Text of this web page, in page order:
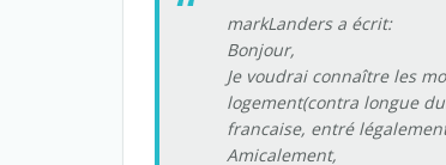
markLanders a écrit:
Bonjour,
Je voudrai connaître les
logement(contra longue
francaise, entré
Amicalement,